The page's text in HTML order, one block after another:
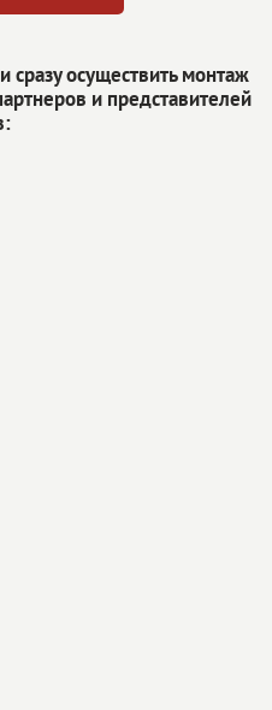
сразу осуществить монтаж
и представителей